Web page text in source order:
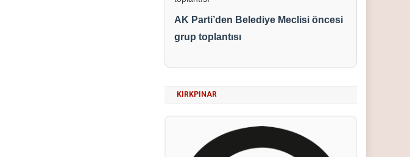
AK Parti’den Belediye Meclisi öncesi
grup toplantısı
KIRKPINAR